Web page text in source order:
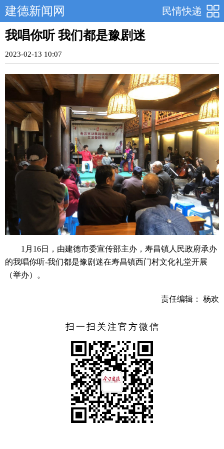
民情快递
建德新闻网
我唱你听 我们都是豫剧迷
2023-02-13 10:07
1月16日，由建德市委宣传部主办，寿昌镇人民政府承办
的我唱你听-我们都是豫剧迷在寿昌镇西门村文化礼堂开展
（举办）。
责任编辑： 杨欢
扫一扫关注官方微信